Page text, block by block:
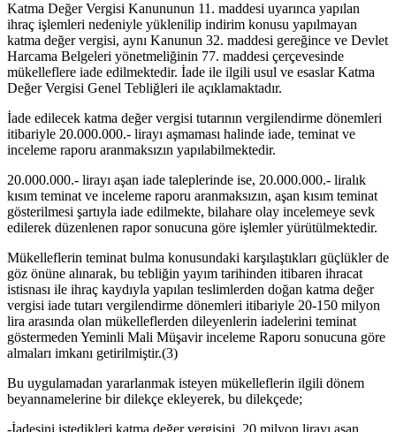
Katma Değer Vergisi Kanununun 11. maddesi uyarınca yapılan
ihraç işlemleri nedeniyle yüklenilip indirim konusu yapılmayan
katma değer vergisi, aynı Kanunun 32. maddesi gereğince ve Devlet
Harcama Belgeleri yönetmeliğinin 77. maddesi çerçevesinde
mükelleflere iade edilmektedir. İade ile ilgili usul ve esaslar Katma
Değer Vergisi Genel Tebliğleri ile açıklamaktadır.
İade edilecek katma değer vergisi tutarının vergilendirme dönemleri
itibariyle 20.000.000.- lirayı aşmaması halinde iade, teminat ve
inceleme raporu aranmaksızın yapılabilmektedir.
20.000.000.- lirayı aşan iade taleplerinde ise, 20.000.000.- liralık
kısım teminat ve inceleme raporu aranmaksızın, aşan kısım teminat
gösterilmesi şartıyla iade edilmekte, bilahare olay incelemeye sevk
edilerek düzenlenen rapor sonucuna göre işlemler yürütülmektedir.
Mükelleflerin teminat bulma konusundaki karşılaştıkları güçlükler de
göz önüne alınarak, bu tebliğin yayım tarihinden itibaren ihracat
istisnası ile ihraç kaydıyla yapılan teslimlerden doğan katma değer
vergisi iade tutarı vergilendirme dönemleri itibariyle 20-150 milyon
lira arasında olan mükelleflerden dileyenlerin iadelerini teminat
göstermeden Yeminli Mali Müşavir inceleme Raporu sonucuna göre
almaları imkanı getirilmiştir.(3)
Bu uygulamadan yararlanmak isteyen mükelleflerin ilgili dönem
beyannamelerine bir dilekçe ekleyerek, bu dilekçede;